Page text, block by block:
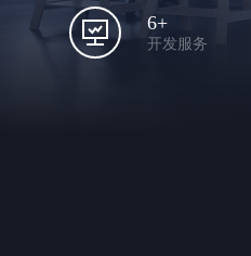
6+
开发服务